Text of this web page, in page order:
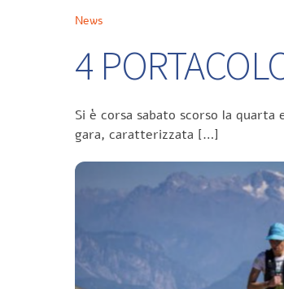
News
4
Si è corsa sabato scorso la
gara, caratterizzata […]